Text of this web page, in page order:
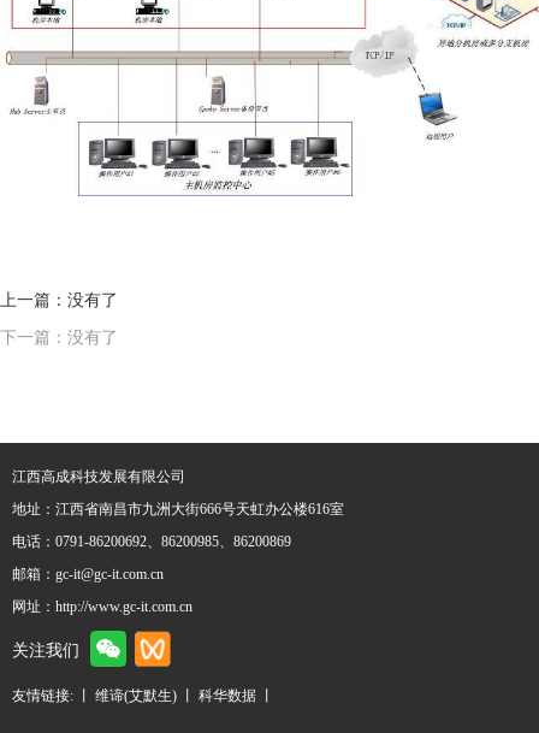
上一篇：没有了
下一篇：没有了
江西高成科技发展有限公司
地址：江西省南昌市九洲大街666号天虹办公楼616室
电话：0791-86200692、86200985、86200869
邮箱：gc-it@gc-it.com.cn
网址：http://www.gc-it.com.cn
关注我们
友情链接: 丨 维谛(艾默生) 科华数据